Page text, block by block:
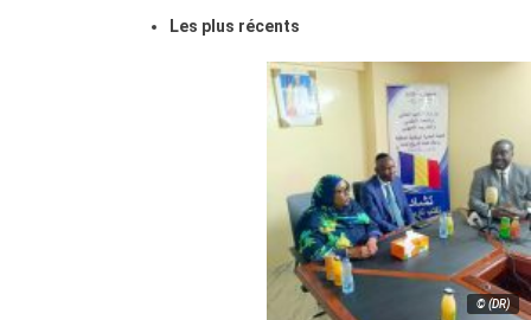
Les plus récents
© (DR)